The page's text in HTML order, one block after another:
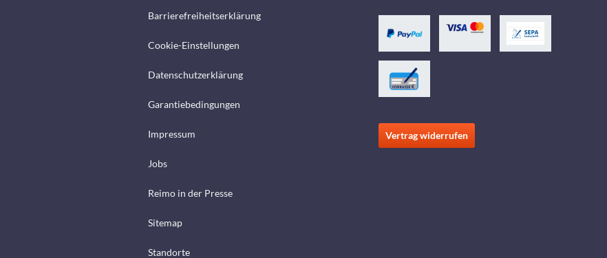
Barrierefreiheitserklärung
Cookie-Einstellungen
Datenschutzerklärung
Garantiebedingungen
Impressum
Jobs
Reimo in der Presse
Sitemap
Standorte
Vertrag widerrufen